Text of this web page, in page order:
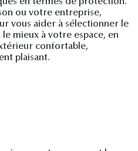
en termes de protection.
ou votre entreprise,
vous aider à sélectionner le
mieux à votre espace, en
confortable,
plaisant.